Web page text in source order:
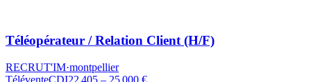
Téléopérateur / Relation Client (H/F)
RECRUT'IM·montpellier
TéléventeCDI22 405 – 25 000 €